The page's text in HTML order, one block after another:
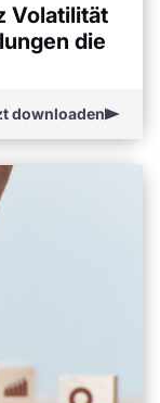
Volatilität
die
downloaden